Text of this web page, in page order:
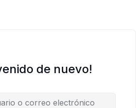
de nuevo!